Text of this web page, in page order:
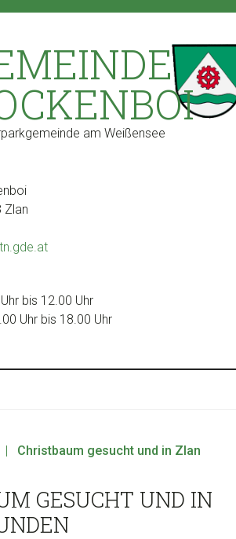
am Weißensee
Zlan
bis 12.00 Uhr
Uhr bis 18.00 Uhr
|
Christbaum gesucht und in Zlan
GESUCHT UND IN